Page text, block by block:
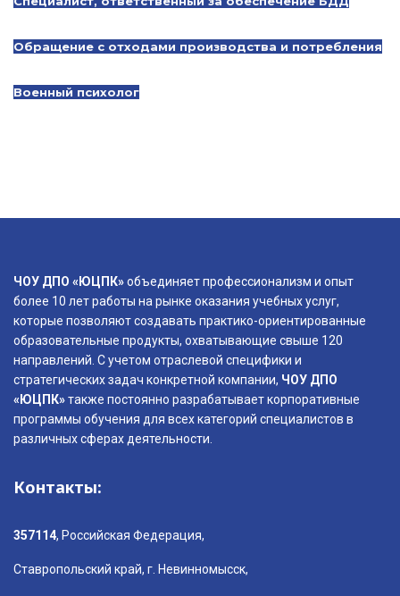
Обращение с отходами производства и потребления
Военный психолог
ЧОУ ДПО «ЮЦПК»объединяет профессионализм и опыт
более 10 лет работы на рынке оказания учебных услуг,
которые позволяют создавать практико-ориентированные
образовательные продукты, охватывающие свыше 120
направлений. С учетом отраслевой специфики и
стратегических задач конкретной компании, ЧОУ ДПО
«ЮЦПК»также постоянно разрабатывает корпоративные
программы обучения для всех категорий специалистов в
различных сферах деятельности.
Контакты:
357114, Российская Федерация,
Ставропольский край, г. Невинномысск,